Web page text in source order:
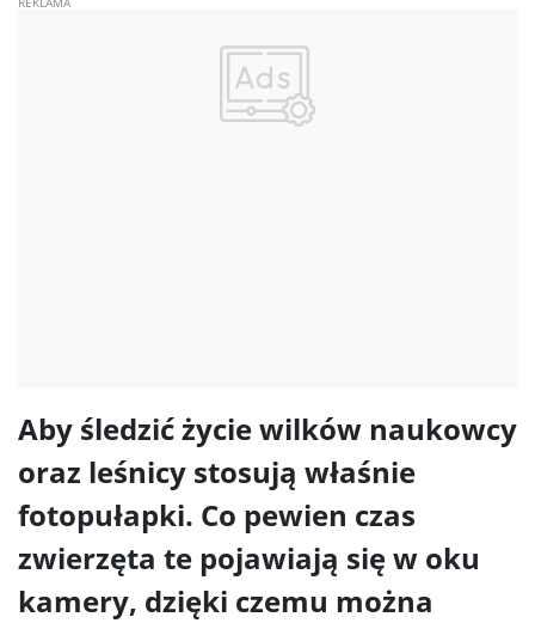
Aby śledzić życie wilków naukowcy
oraz leśnicy stosują właśnie
fotopułapki. Co pewien czas
zwierzęta te pojawiają się w oku
kamery, dzięki czemu można